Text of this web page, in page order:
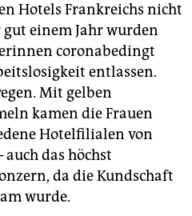
Hotels Frankreichs nicht
einem Jahr wurden
coronabedingt
entlassen.
Mit gelben
kamen die Frauen
Hotelfilialen von
das höchst
da die Kundschaft
wurde.